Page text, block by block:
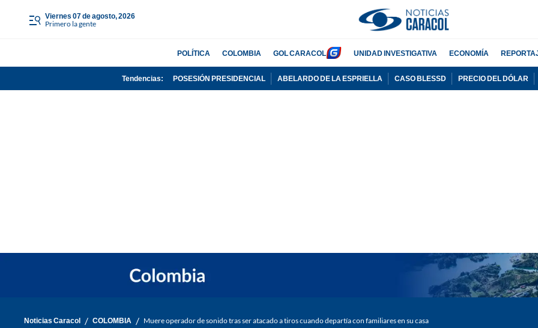
viernes 07 de agosto, 2026
Primero la gente
POLÍTICA COLOMBIA GOL CARACOL UNIDAD INVESTIGATIVA ECONOMÍA
Tendencias: POSESIÓN PRESIDENCIAL ABELARDO DE LA ESPRIELLA CASO BLESSD PRECIO DEL DÓLAR
Noticias Caracol / COLOMBIA / Muere operador de sonido tras ser atacado a tiros cuando departía con familiares en su casa